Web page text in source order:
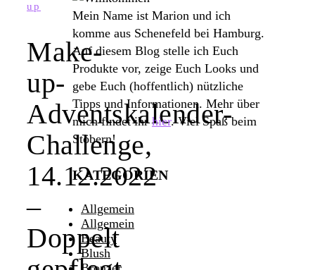
up
Make-
up-
Adventskalender-
Challenge,
14.12.2022
–
Doppelt
Mein Name ist Marion und ich
komme aus Schenefeld bei Hamburg.
Auf diesem Blog stelle ich Euch
Produkte vor, zeige Euch Looks und
gebe Euch (hoffentlich) nützliche
Tipps und Informationen. Mehr über
mich findet ihrhier. Viel Spaß beim
Stöbern!
KATEGORIEN
Allgemein
Allgemein
Beauty
Blush